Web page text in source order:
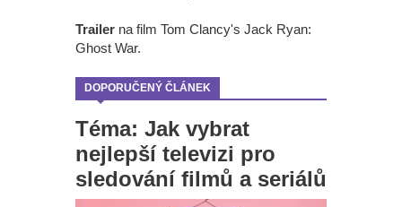
Trailer na film Tom Clancy's Jack Ryan:
Ghost War.
DOPORUČENÝ ČLÁNEK
Téma: Jak vybrat
nejlepší televizi pro
sledování filmů a seriálů